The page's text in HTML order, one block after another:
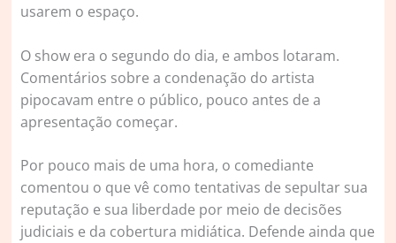
usarem o espaço.
O show era o segundo do dia, e ambos lotaram.
Comentários sobre a condenação do artista
pipocavam entre o público, pouco antes de a
apresentação começar.
Por pouco mais de uma hora, o comediante
comentou o que vê como tentativas de sepultar sua
reputação e sua liberdade por meio de decisões
judiciais e da cobertura midiática. Defende ainda que